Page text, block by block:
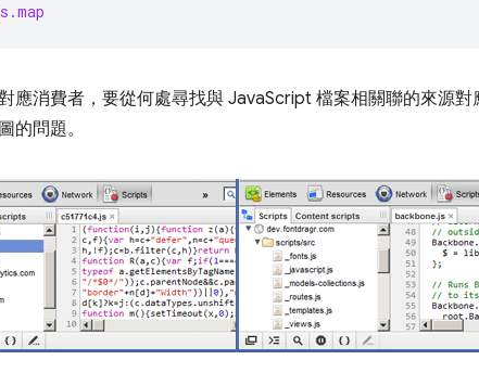
應消費者，要從何處尋找與 JavaScript 檔案相關聯的來源
的問題。